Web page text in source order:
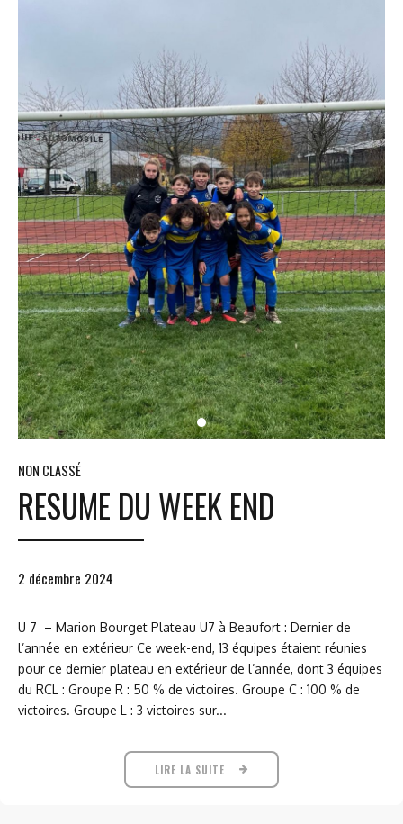
NON CLASSÉ
RESUME DU WEEK END
2 décembre 2024
U 7 – Marion Bourget Plateau U7 à Beaufort : Dernier de
l’année en extérieur Ce week-end, 13 équipes étaient réunies
pour ce dernier plateau en extérieur de l’année, dont 3 équipes
du RCL : Groupe R : 50 % de victoires. Groupe C : 100 % de
victoires. Groupe L : 3 victoires sur...
LIRE LA SUITE